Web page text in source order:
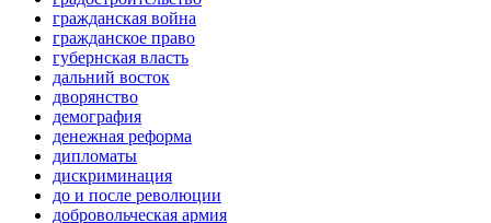
гражданская война
гражданское право
губернская власть
дальний восток
дворянство
демография
денежная реформа
дипломаты
дискриминация
до и после революции
добровольческая армия